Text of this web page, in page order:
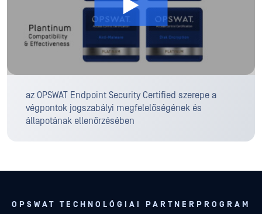
az OPSWAT Endpoint Security Certified szerepe a
végpontok jogszabályi megfelelőségének és
állapotának ellenőrzésében
OPSWAT TECHNOLÓGIAI PARTNERPROGRAM